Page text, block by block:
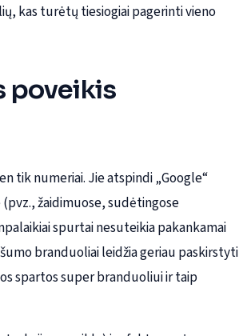
kas turėtų tiesiogiai pagerinti vieno
poveikis
tik numeriai. Jie atspindi „Google“
žaidimuose, sudėtingose
spurtai nesuteikia pakankamai
branduoliai leidžia geriau paskirstyti
spartos super branduoliui ir taip